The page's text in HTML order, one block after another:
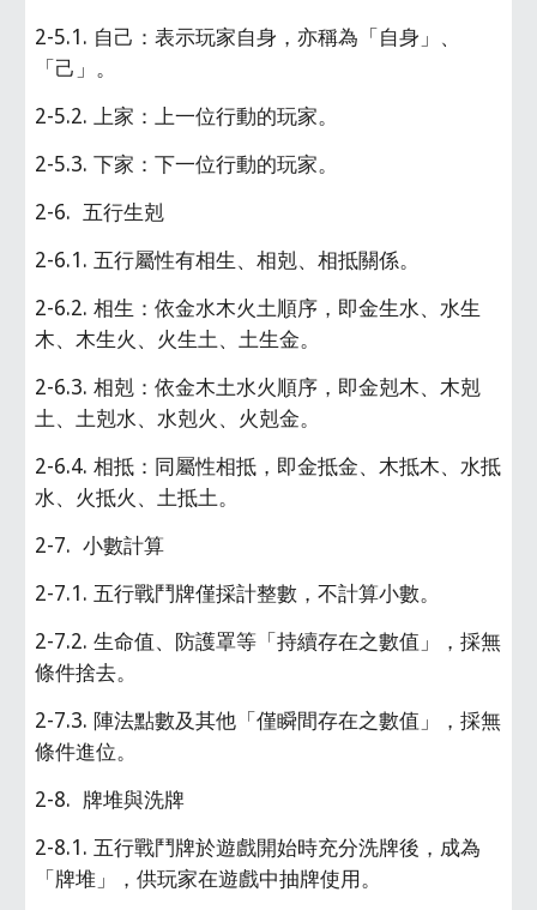
2-5.1. 自己：表示玩家自身，亦稱為「自身」、
「己」。
2-5.2. 上家：上一位行動的玩家。
2-5.3. 下家：下一位行動的玩家。
2-6.  五行生剋
2-6.1. 五行屬性有相生、相剋、相抵關係。
2-6.2. 相生：依金水木火土順序，即金生水、水生
木、木生火、火生土、土生金。
2-6.3. 相剋：依金木土水火順序，即金剋木、木剋
土、土剋水、水剋火、火剋金。
2-6.4. 相抵：同屬性相抵，即金抵金、木抵木、水抵
水、火抵火、土抵土。
2-7.  小數計算
2-7.1. 五行戰鬥牌僅採計整數，不計算小數。
2-7.2. 生命值、防護罩等「持續存在之數值」，採無
條件捨去。
2-7.3. 陣法點數及其他「僅瞬間存在之數值」，採無
條件進位。
2-8.  牌堆與洗牌
2-8.1. 五行戰鬥牌於遊戲開始時充分洗牌後，成為
「牌堆」，供玩家在遊戲中抽牌使用。